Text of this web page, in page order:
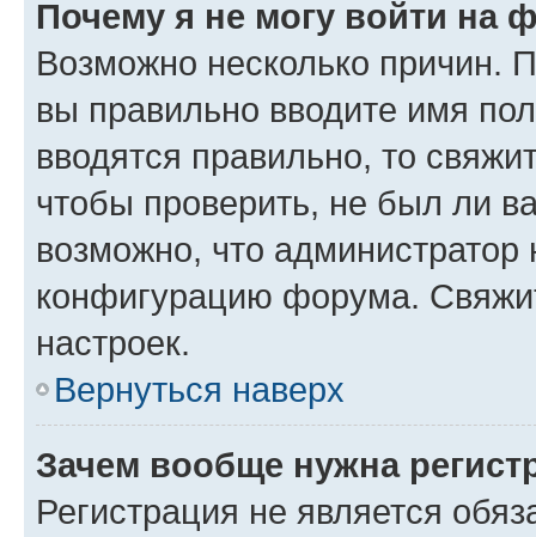
Почему я не могу войти на
Возможно несколько причин.
вы правильно вводите имя
вводятся правильно, то
чтобы проверить, не был ли
возможно, что администратор
конфигурацию форума.
настроек.
Вернуться наверх
Зачем вообще нужна
Регистрация не является